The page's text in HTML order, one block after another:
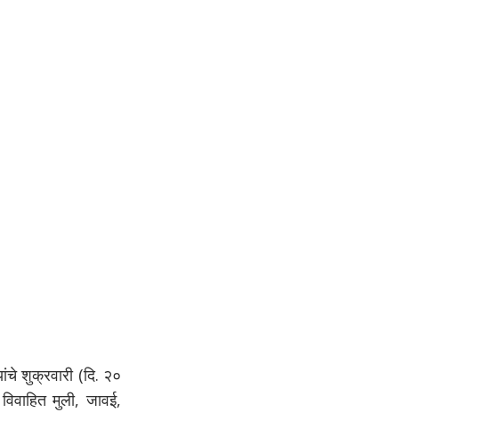
शुक्रवारी (दि. २०
मुली, जावई,